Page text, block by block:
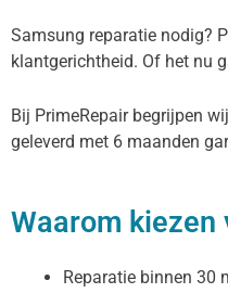
Samsung reparatie nodig?
klantgerichtheid. Of het nu
Bij PrimeRepair begrijpen
geleverd met 6 maanden
Waarom kiezen
Reparatie binnen 30